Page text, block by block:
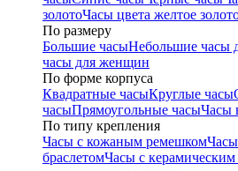
золотоЧасы цвета желтое
По размеру
Большие часыНебольшие часы
часы для женщин
По форме корпуса
Квадратные часыКруглые часы
часыПрямоугольные часыЧасы
По типу крепления
Часы с кожаным ремешком
браслетомЧасы с керамическим